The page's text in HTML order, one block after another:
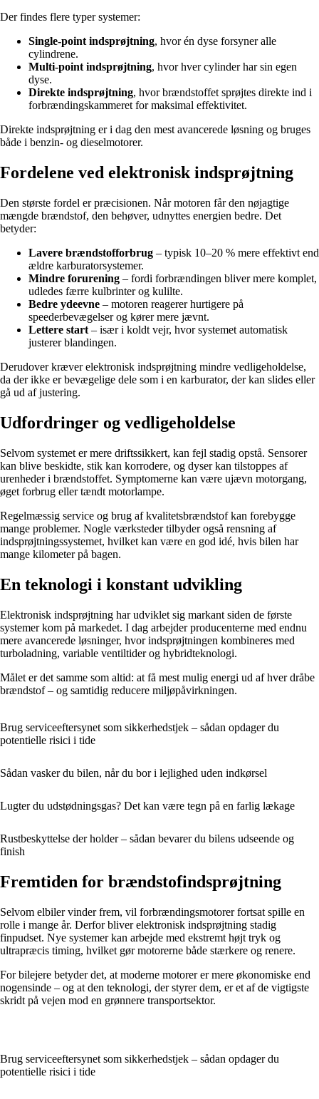
Der findes flere typer systemer:
Single-point indsprøjtning, hvor én dyse forsyner alle
cylindrene.
Multi-point indsprøjtning, hvor hver cylinder har sin egen
dyse.
Direkte indsprøjtning, hvor brændstoffet sprøjtes direkte ind i
forbrændingskammeret for maksimal effektivitet.
Direkte indsprøjtning er i dag den mest avancerede løsning og bruges
både i benzin- og dieselmotorer.
Fordelene ved elektronisk indsprøjtning
Den største fordel er præcisionen. Når motoren får den nøjagtige
mængde brændstof, den behøver, udnyttes energien bedre. Det
betyder:
Lavere brændstofforbrug – typisk 10–20 % mere effektivt end
ældre karburatorsystemer.
Mindre forurening – fordi forbrændingen bliver mere komplet,
udledes færre kulbrinter og kulilte.
Bedre ydeevne – motoren reagerer hurtigere på
speederbevægelser og kører mere jævnt.
Lettere start – især i koldt vejr, hvor systemet automatisk
justerer blandingen.
Derudover kræver elektronisk indsprøjtning mindre vedligeholdelse,
da der ikke er bevægelige dele som i en karburator, der kan slides eller
gå ud af justering.
Udfordringer og vedligeholdelse
Selvom systemet er mere driftssikkert, kan fejl stadig opstå. Sensorer
kan blive beskidte, stik kan korrodere, og dyser kan tilstoppes af
urenheder i brændstoffet. Symptomerne kan være ujævn motorgang,
øget forbrug eller tændt motorlampe.
Regelmæssig service og brug af kvalitetsbrændstof kan forebygge
mange problemer. Nogle værksteder tilbyder også rensning af
indsprøjtningssystemet, hvilket kan være en god idé, hvis bilen har
mange kilometer på bagen.
En teknologi i konstant udvikling
Elektronisk indsprøjtning har udviklet sig markant siden de første
systemer kom på markedet. I dag arbejder producenterne med endnu
mere avancerede løsninger, hvor indsprøjtningen kombineres med
turboladning, variable ventiltider og hybridteknologi.
Målet er det samme som altid: at få mest mulig energi ud af hver dråbe
brændstof – og samtidig reducere miljøpåvirkningen.
Brug serviceeftersynet som sikkerhedstjek – sådan opdager du
potentielle risici i tide
Sådan vasker du bilen, når du bor i lejlighed uden indkørsel
Lugter du udstødningsgas? Det kan være tegn på en farlig lækage
Rustbeskyttelse der holder – sådan bevarer du bilens udseende og
finish
Fremtiden for brændstofindsprøjtning
Selvom elbiler vinder frem, vil forbrændingsmotorer fortsat spille en
rolle i mange år. Derfor bliver elektronisk indsprøjtning stadig
finpudset. Nye systemer kan arbejde med ekstremt højt tryk og
ultrapræcis timing, hvilket gør motorerne både stærkere og renere.
For bilejere betyder det, at moderne motorer er mere økonomiske end
nogensinde – og at den teknologi, der styrer dem, er et af de vigtigste
skridt på vejen mod en grønnere transportsektor.
Brug serviceeftersynet som sikkerhedstjek – sådan opdager du
potentielle risici i tide